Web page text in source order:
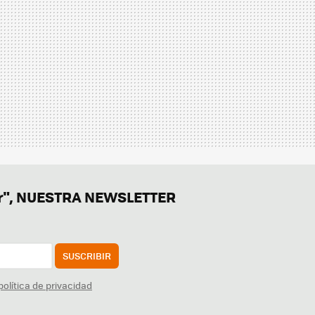
NEWSLETTER
SUSCRIBIR
de privacidad